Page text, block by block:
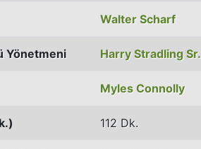
Walter Scharf
Yönetmeni Harry Stradling Sr.
Myles Connolly
112 Dk.